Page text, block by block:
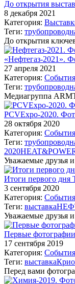
До открытия
8 декабря 2021
Категория:
Теги:
До открытия
«Нефтегаз-2021».
27 апреля 2021
Категория:
Теги:
Медиагруппа
PCVExpo-2020.
28 октября 2020
Категория:
Теги:
2020
Уважаемые друзья
Итоги первого дня
3 сентября 2020
Категория:
Теги: выставка
Уважаемые друзья
Первые
17 сентября 2019
Категория:
Теги: выставка
Перед вами